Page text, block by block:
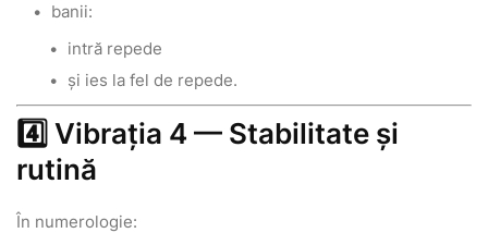
banii:
intră repede
și ies la fel de repede.
4️⃣ Vibrația 4 — Stabilitate și
rutină
În numerologie: